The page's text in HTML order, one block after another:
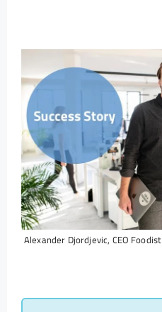
Alexander Djordjevic, CEO Foodist